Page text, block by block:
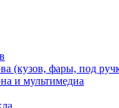
(кузов, фары, под
и мультимедиа